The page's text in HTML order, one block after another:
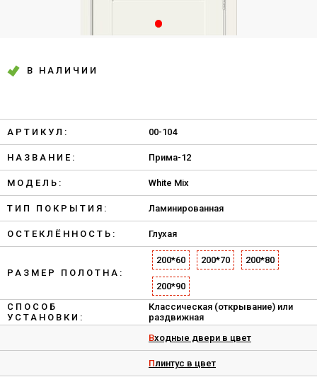
В НАЛИЧИИ
АРТИКУЛ: 00-104
НАЗВАНИЕ: Прима-12
МОДЕЛЬ: White Mix
ТИП ПОКРЫТИЯ: Ламинированная
ОСТЕКЛЁННОСТЬ: Глухая
РАЗМЕР ПОЛОТНА:
200*60 200*70 200*80
200*90
СПОСОБ
УСТАНОВКИ:
Классическая (открывание) или
раздвижная
Входные двери в цвет
Плинтус в цвет